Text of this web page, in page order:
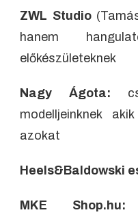
ZWL Studio
hanem
előkészületeknek
Nagy Ágota:
modelljeinknek
azokat
Heels&Baldowski
MKE Shop.hu: